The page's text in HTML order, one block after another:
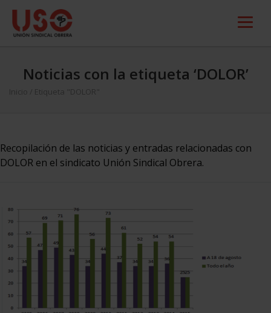
Noticias con la etiqueta ‘DOLOR’
Inicio Etiqueta "DOLOR"
Recopilación de las noticias y entradas relacionadas con
DOLOR en el sindicato Unión Sindical Obrera.